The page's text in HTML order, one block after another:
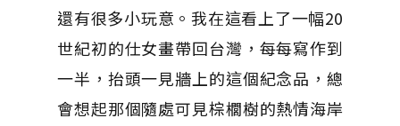
還有很多小玩意。我在這看上了一幅20
世紀初的仕女畫帶回台灣，每每寫作到
一半，抬頭一見牆上的這個紀念品，總
會想起那個隨處可見棕櫚樹的熱情海岸